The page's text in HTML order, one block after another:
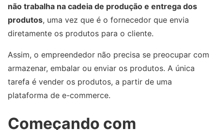
não trabalha na cadeia de produção e entrega dos
produtos, uma vez que é o fornecedor que envia
diretamente os produtos para o cliente.
Assim, o empreendedor não precisa se preocupar com
armazenar, embalar ou enviar os produtos. A única
tarefa é vender os produtos, a partir de uma
plataforma de e-commerce.
Começando com